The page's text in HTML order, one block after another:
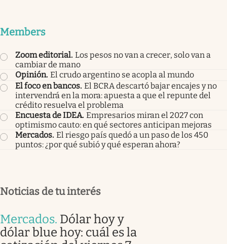
Members
Zoom editorial. Los pesos no van a crecer, solo van a
cambiar de mano
Opinión. El crudo argentino se acopla al mundo
El foco en bancos. El BCRA descartó bajar encajes y no
intervendrá en la mora: apuesta a que el repunte del
crédito resuelva el problema
Encuesta de IDEA. Empresarios miran el 2027 con
optimismo cauto: en qué sectores anticipan mejoras
Mercados. El riesgo país quedó a un paso de los 450
puntos: ¿por qué subió y qué esperan ahora?
Noticias de tu interés
Mercados. Dólar hoy y
dólar blue hoy: cuál es la